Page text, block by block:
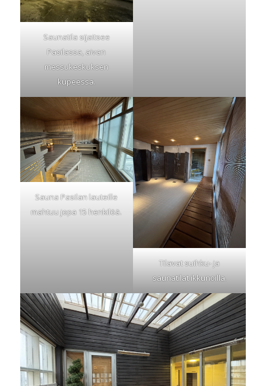
Saunatila sijaitsee
Pasilassa, aivan
messukeskuksen
kupeessa.
Sauna Pasilan lauteille
mahtuu jopa 15 henkilöä.
Tilavat suihku- ja
saunatilat ikkunoilla.